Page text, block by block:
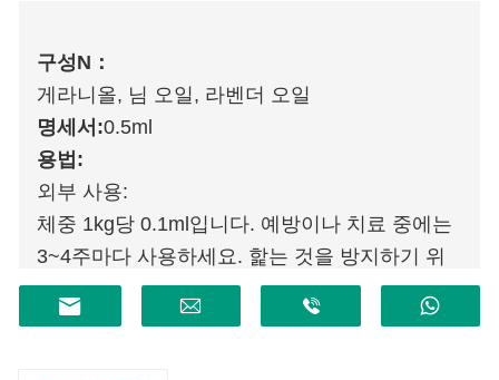
구성N ：
게라니올, 님 오일, 라벤더 오일
명세서:0.5ml
용법:
외부 사용:
체중 1kg당 0.1ml입니다. 예방이나 치료 중에는
3~4주마다 사용하세요. 핥는 것을 방지하기 위
해 고양이 머리 목 뒤의 피부에만 투여를 제한합
니다.